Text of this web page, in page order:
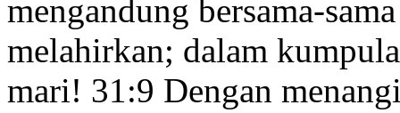
mengandung bersama-
melahirkan; dalam
mari! 31:9 Dengan